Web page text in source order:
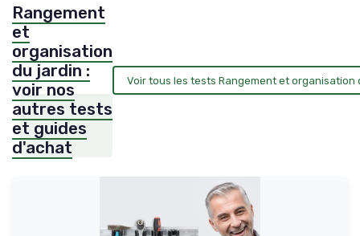
Rangement
et
organisation
du jardin :
voir nos
autres tests
et guides
d'achat
Voir tous les tests Rangement et